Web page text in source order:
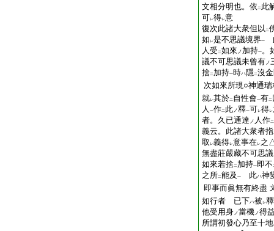
文相分明也。依 二 此
可レ得レ意
復次此諸大衆但以 二
如 レ是不思議境界一
人受 二如來 ノ 加持一。
議不可思議未曾有ノ
捨二 加持一時ハ隱二沒
次如來所現○神通瑞
就レ其於二 自性會一有二
人 一作二 此ノ釋一可レ得レ
者。久已通達 ノ 人作二
義云。此諸大衆者指
取 レ義得レ意事在レ之
無盡莊嚴藏不可思議
如來若捨二 加持一即不
之所二能及 一 此ハ神
即事而眞無有終盡
如行者 已下ハ被 レ釋
他受用身ノ當機ノ得
所謂初發心乃至十